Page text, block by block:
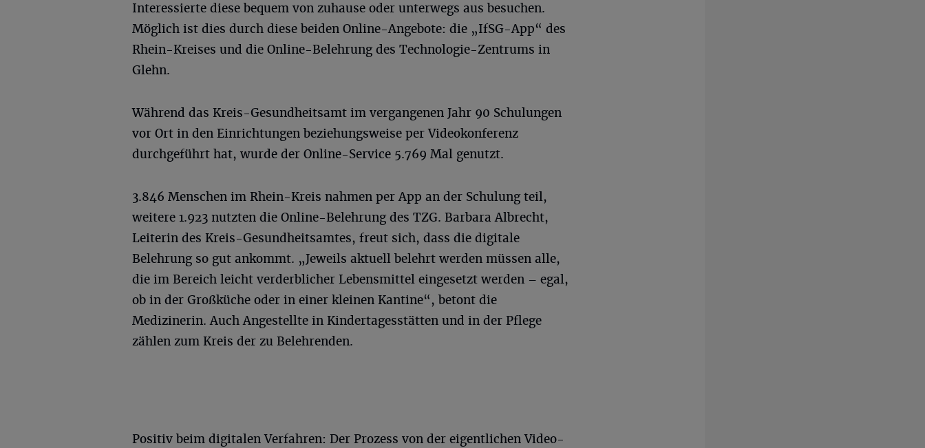
Interessierte diese bequem von zuhause oder unterwegs aus besuchen.
Möglich ist dies durch diese beiden Online-Angebote: die „IfSG-App“ des
Rhein-Kreises und die Online-Belehrung des Technologie-Zentrums in
Glehn.
Während das Kreis-Gesundheitsamt im vergangenen Jahr 90 Schulungen
vor Ort in den Einrichtungen beziehungsweise per Videokonferenz
durchgeführt hat, wurde der Online-Service 5.769 Mal genutzt.
3.846 Menschen im Rhein-Kreis nahmen per App an der Schulung teil,
weitere 1.923 nutzten die Online-Belehrung des TZG. Barbara Albrecht,
Leiterin des Kreis-Gesundheitsamtes, freut sich, dass die digitale
Belehrung so gut ankommt. „Jeweils aktuell belehrt werden müssen alle,
die im Bereich leicht verderblicher Lebensmittel eingesetzt werden – egal,
ob in der Großküche oder in einer kleinen Kantine“, betont die
Medizinerin. Auch Angestellte in Kindertagesstätten und in der Pflege
zählen zum Kreis der zu Belehrenden.
Positiv beim digitalen Verfahren: Der Prozess von der eigentlichen Video-